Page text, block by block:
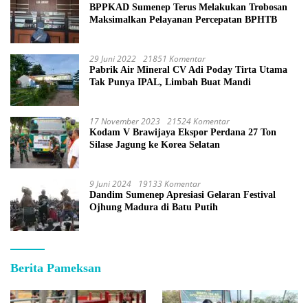
BPPKAD Sumenep Terus Melakukan Trobosan
Maksimalkan Pelayanan Percepatan BPHTB
29 Juni 2022 21851 Komentar
Pabrik Air Mineral CV Adi Poday Tirta Utama
Tak Punya IPAL, Limbah Buat Mandi
17 November 2023 21524 Komentar
Kodam V Brawijaya Ekspor Perdana 27 Ton
Silase Jagung ke Korea Selatan
9 Juni 2024 19133 Komentar
Dandim Sumenep Apresiasi Gelaran Festival
Ojhung Madura di Batu Putih
Berita Pameksan